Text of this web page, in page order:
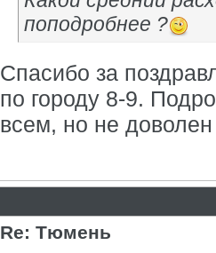
поподробнее ?
Спасибо за
по городу 8-9.
всем, но не
Re: Тюмень